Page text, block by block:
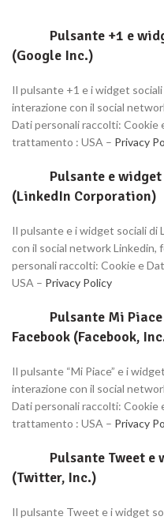
Pulsante +1 e
(Google Inc.)
Il pulsante +1 e i widget
interazione con il social
Dati personali raccolti: Cookie
trattamento : USA – Privacy
Pulsante e widget
(LinkedIn Corporation)
Il pulsante e i widget sociali di
con il social network
personali raccolti: Cookie e
USA – Privacy Policy
Pulsante Mi Piace
Facebook (Facebook,
Il pulsante “Mi Piace” e i
interazione con il social
Dati personali raccolti: Cookie
trattamento : USA – Privacy
Pulsante Tweet e
(Twitter, Inc.)
Il pulsante Tweet e i widget